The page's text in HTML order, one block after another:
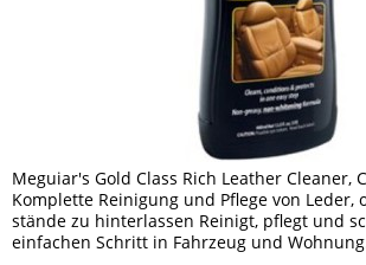
Meguiar's Gold Class Rich Leather Cleaner,
Komplette Reinigung und Pflege von Leder,
stände zu hinterlassen Reinigt, pflegt und
einfachen Schritt in Fahrzeug und